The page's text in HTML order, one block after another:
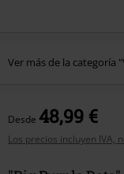
Ver más de la categoría
Desde 48,99 €
Los precios incluyen IVA,